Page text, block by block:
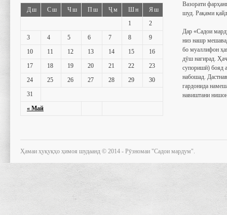
Дш
Сш Чш Пш Ҷм Шн Яш
« Май
1
2
3
4 5 6 7 8
9
10
11 12 13 14 15
16
17
18 19 20 21 22
23
24
25 26 27 28 29
30
31
Вазорати
шуд. Рақами
Дар «Садои
низ нашр
бо муаллифон
дӯш нагирад.
супоришӣ) бояд
набошад.
гардонида
навиштани
Ҳамаи ҳуқуқҳо ҳимоя шудаанд © 2014 - Рӯзномаи "Садои мардум".